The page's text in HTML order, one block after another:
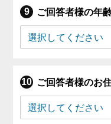
ご回答者様の年
ご回答者様のお